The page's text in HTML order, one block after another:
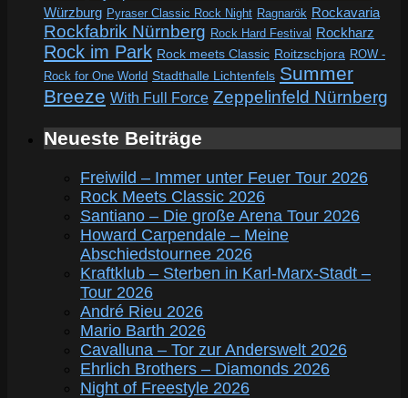
Würzburg Pyraser Classic Rock Night Ragnarök Rockavaria
Rockfabrik Nürnberg Rock Hard Festival Rockharz
Rock im Park Rock meets Classic Roitzschjora ROW -
Rock for One World Stadthalle Lichtenfels Summer
Breeze With Full Force Zeppelinfeld Nürnberg
Neueste Beiträge
Freiwild – Immer unter Feuer Tour 2026
Rock Meets Classic 2026
Santiano – Die große Arena Tour 2026
Howard Carpendale – Meine
Abschiedstournee 2026
Kraftklub – Sterben in Karl-Marx-Stadt –
Tour 2026
André Rieu 2026
Mario Barth 2026
Cavalluna – Tor zur Anderswelt 2026
Ehrlich Brothers – Diamonds 2026
Night of Freestyle 2026